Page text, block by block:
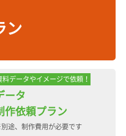
ン
料データやイメージで依頼！
ータ
作依頼プラン
途、制作費用が必要です